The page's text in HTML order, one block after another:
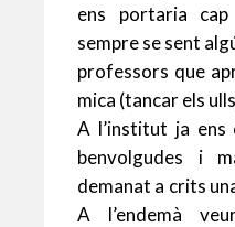
ens portaria
sempre se sent
professors que
mica (tancar els
A l’institut ja ens
benvolgudes i
demanat a crits
A l’endemà